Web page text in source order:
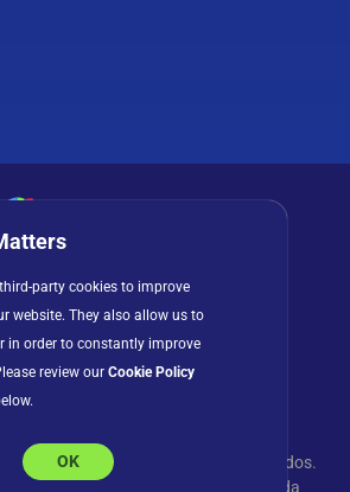
Cookies
licença
Todos os direitos reservados.
Slingshot são marcas registradas da
party cookies to improve
website. They also allow us to
in order to constantly improve
review our Cookie Policy
OK